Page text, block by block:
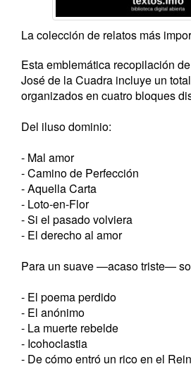
La colección de relatos más
Esta emblemática recopilación
José de la Cuadra incluye un
organizados en cuatro bloques
Del iluso dominio:
- Mal amor
- Camino de Perfección
- Aquella Carta
- Loto-en-Flor
- Si el pasado volviera
- El derecho al amor
Para un suave —acaso triste—
- El poema perdido
- El anónimo
- La muerte rebelde
- Icohoclastia
- De cómo entró un rico en el